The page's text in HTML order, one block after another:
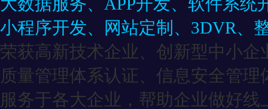
小程序开发、网站定制、3DVR、
荣获高新技术企业、创新型中小
质量管理体系认证、信息安全管
服务于各大企业，帮助企业做好线